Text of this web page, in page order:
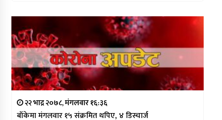
२२ भाद्र २०७८, मंगलवार १६:३६
बाँकेमा मंगलवार १५ संक्रमित थपिए, ४ डिस्चार्ज